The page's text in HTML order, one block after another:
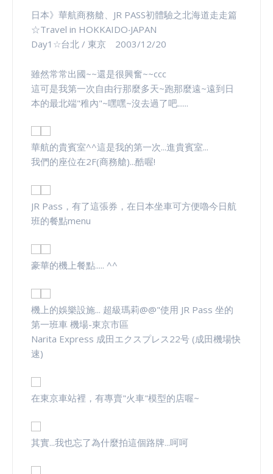
日本》華航商務艙、JR PASS初體驗之北海道走走篇
☆Travel in HOKKAIDO‧JAPAN
Day1☆台北 / 東京 2003/12/20
雖然常常出國~~還是很興奮~~ccc
這可是我第一次自由行那麼多天~跑那麼遠~遠到日
本的最北端"稚內"~嘿嘿~沒去過了吧......
華航的貴賓室^^這是我的第一次...進貴賓室...
我們的座位在2F(商務艙)...酷喔!
JR Pass，有了這張券，在日本坐車可方便嚕今日航
班的餐點menu
豪華的機上餐點..... ^^
機上的娛樂設施... 超級瑪莉@@"使用 JR Pass 坐的
第一班車 機場-東京市區
Narita Express 成田エクスプレス22号 (成田機場快
速)
在東京車站裡，有專賣"火車"模型的店喔~
其實...我也忘了為什麼拍這個路牌...呵呵